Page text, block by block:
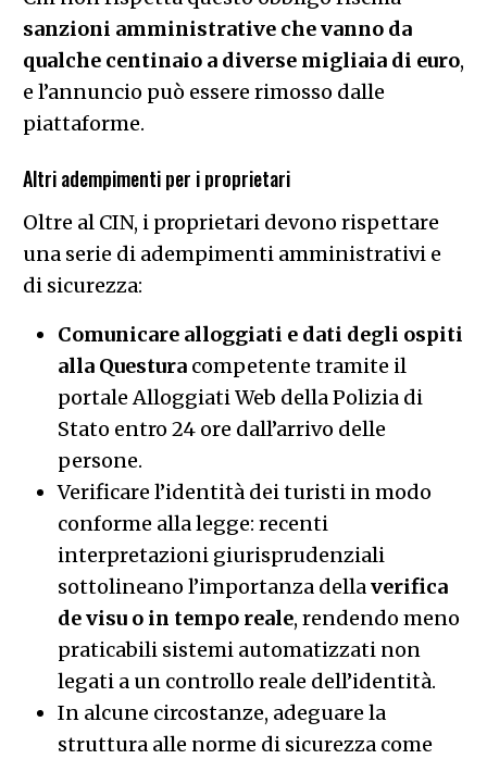
sanzioni amministrative che vanno da
qualche centinaio a diverse migliaia di euro,
e l’annuncio può essere rimosso dalle
piattaforme.
Altri adempimenti per i proprietari
Oltre al CIN, i proprietari devono rispettare
una serie di adempimenti amministrativi e
di sicurezza:
Comunicare alloggiati e dati degli ospiti
alla Questuracompetente tramite il
portale Alloggiati Web della Polizia di
Stato entro 24 ore dall’arrivo delle
persone.
Verificare l’identità dei turisti in modo
conforme alla legge: recenti
interpretazioni giurisprudenziali
sottolineano l’importanza dellaverifica
de visu o in tempo reale, rendendo meno
praticabili sistemi automatizzati non
legati a un controllo reale dell’identità.
In alcune circostanze, adeguare la
struttura alle norme di sicurezza come